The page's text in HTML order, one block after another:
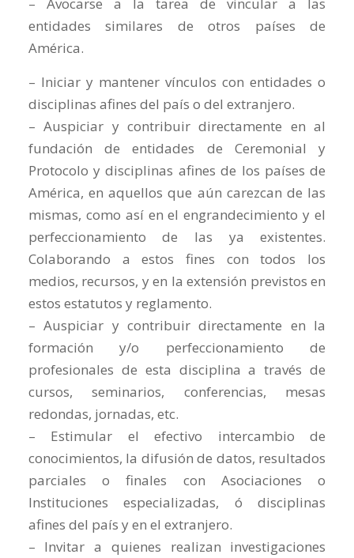
– Avocarse a la tarea de vincular a las
entidades similares de otros países de
América.
– Iniciar y mantener vínculos con entidades o
disciplinas afines del país o del extranjero.
– Auspiciar y contribuir directamente en al
fundación de entidades de Ceremonial y
Protocolo y disciplinas afines de los países de
América, en aquellos que aún carezcan de las
mismas, como así en el engrandecimiento y el
perfeccionamiento de las ya existentes.
Colaborando a estos fines con todos los
medios, recursos, y en la extensión previstos en
estos estatutos y reglamento.
– Auspiciar y contribuir directamente en la
formación y/o perfeccionamiento de
profesionales de esta disciplina a través de
cursos, seminarios, conferencias, mesas
redondas, jornadas, etc.
– Estimular el efectivo intercambio de
conocimientos, la difusión de datos, resultados
parciales o finales con Asociaciones o
Instituciones especializadas, ó disciplinas
afines del país y en el extranjero.
– Invitar a quienes realizan investigaciones